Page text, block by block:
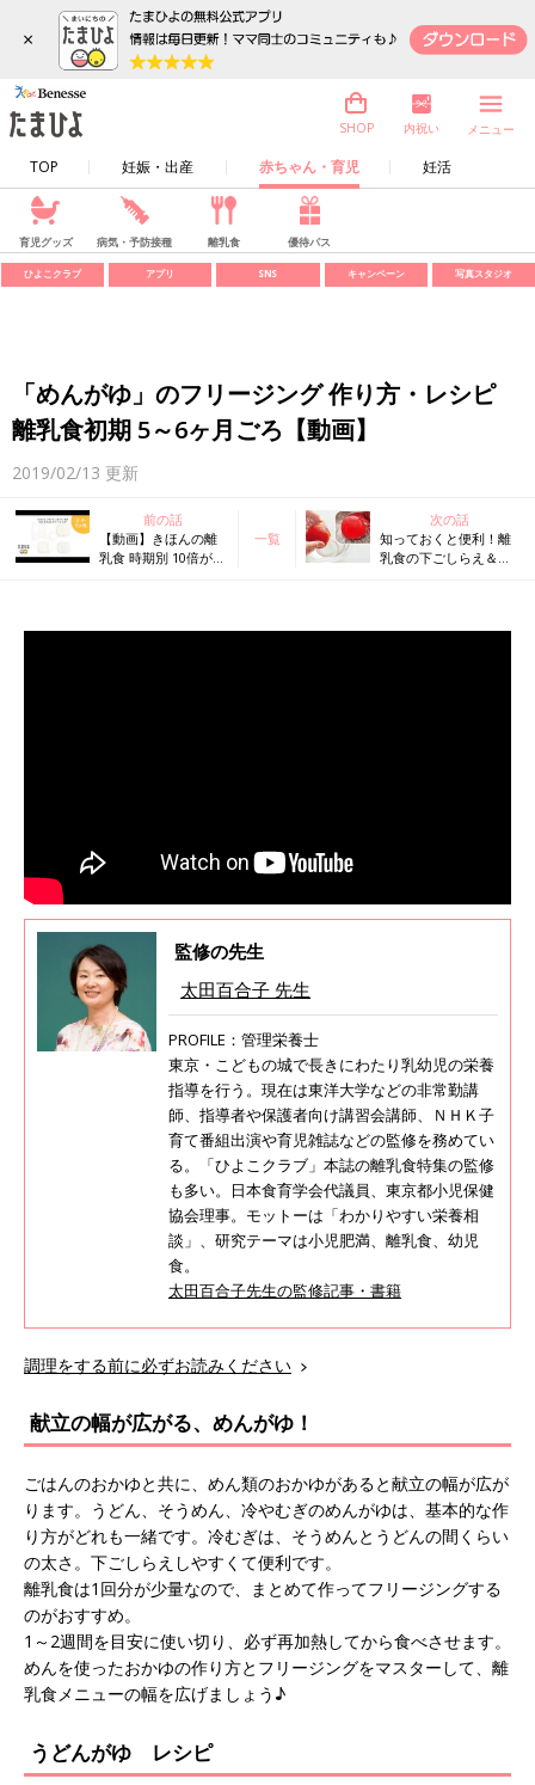
×
TOP 妊娠・出産 赤ちゃん・育児 妊活
SHOP 内祝い メニュー
育児グッズ 病気・予防接種 離乳食 優待パス
ひよこクラブ アプリ SNS キャンペーン 写真スタジオ
「めんがゆ」のフリージング 作り方・レシピ
離乳食初期 5～6ヶ月ごろ【動画】
2019/02/13 更新
前の話
【動画】きほんの離
乳食 時期別 10倍が
一覧
次の話
知っておくと便利！離
乳食の下ごしらえ＆調
監修の先生
太田百合子 先生
PROFILE：管理栄養士
東京・こどもの城で長きにわたり乳幼児の栄養
指導を行う。現在は東洋大学などの非常勤講
師、指導者や保護者向け講習会講師、ＮＨＫ子
育て番組出演や育児雑誌などの監修を務めてい
る。「ひよこクラブ」本誌の離乳食特集の監修
も多い。日本食育学会代議員、東京都小児保健
協会理事。モットーは「わかりやすい栄養相
談」、研究テーマは小児肥満、離乳食、幼児
食。
太田百合子先生の監修記事・書籍
調理をする前に必ずお読みください
献立の幅が広がる、めんがゆ！
ごはんのおかゆと共に、めん類のおかゆがあると献立の幅が広が
ります。うどん、そうめん、冷やむぎのめんがゆは、基本的な作
り方がどれも一緒です。冷むぎは、そうめんとうどんの間くらい
の太さ。下ごしらえしやすくて便利です。
離乳食は1回分が少量なので、まとめて作ってフリージングする
のがおすすめ。
1～2週間を目安に使い切り、必ず再加熱してから食べさせます。
めんを使ったおかゆの作り方とフリージングをマスターして、離
乳食メニューの幅を広げましょう♪
うどんがゆ レシピ